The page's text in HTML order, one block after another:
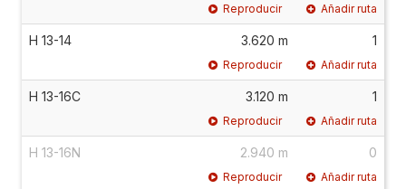
Reproducir Añadir ruta
H 13-14 3.620 m 1
Reproducir Añadir ruta
H 13-16C 3.120 m 1
Reproducir Añadir ruta
H 13-16N 2.940 m 0
Reproducir Añadir ruta